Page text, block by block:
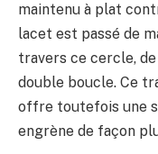
maintenu à plat
lacet est passé de
travers ce cercle,
double boucle. Ce
offre toutefois une
engrène de façon